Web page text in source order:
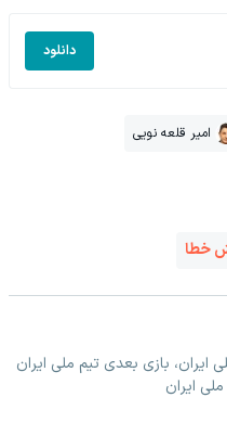
دانلود
امیر قلعه نویی
خطا
ایران، بازی بعدی تیم ملی ایران
ایران